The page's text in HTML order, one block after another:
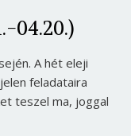
04.20.)
A hét eleji
feladataira
teszel ma, joggal